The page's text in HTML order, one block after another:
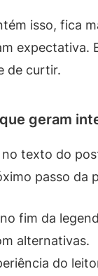
isso, fica
expectativa.
de curtir.
geram
texto do
passo da
fim da
alternativas.
do